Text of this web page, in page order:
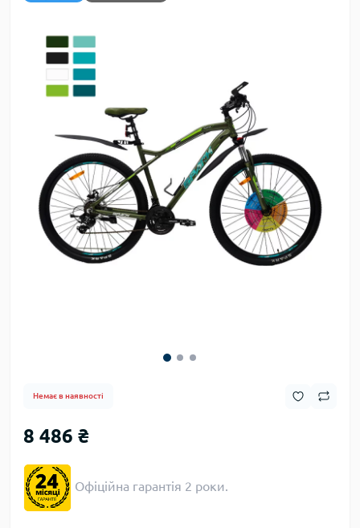
Немає в наявності
8 486 ₴
Офіційна гарантія 2 роки.